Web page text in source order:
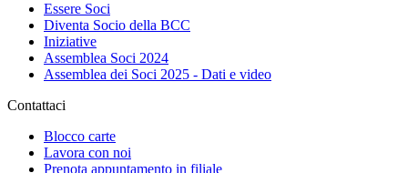
Essere Soci
Diventa Socio della BCC
Iniziative
Assemblea Soci 2024
Assemblea dei Soci 2025 - Dati e video
Contattaci
Blocco carte
Lavora con noi
Prenota appuntamento in filiale